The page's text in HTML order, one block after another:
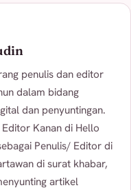
penulis dan editor
dalam bidang
dan penyuntingan.
Kanan di Hello
Penulis/ Editor di
di surat khabar,
artikel